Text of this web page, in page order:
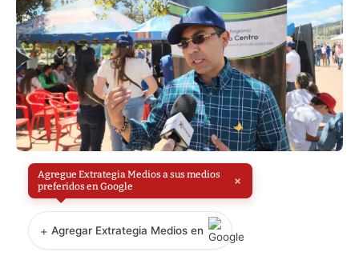
Agregue Extrategia Medios a sus medios
preferidos en Google
×
+ Agregar Extrategia Medios en